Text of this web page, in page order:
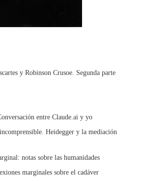
y Robinson Crusoe. Segunda parte
entre Claude.ai y yo
Heidegger y la mediación
notas sobre las humanidades
marginales sobre el cadáver